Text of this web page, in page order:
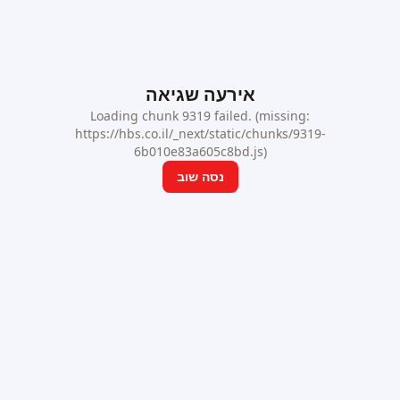
אירעה שגיאה
Loading chunk 9319 failed. (missing:
https://hbs.co.il/_next/static/chunks/9319-
6b010e83a605c8bd.js)